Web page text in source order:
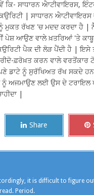
ਕਿ- ਸਾਧਾਰਨ ਐਾਟੀਵਾਇਰਸ,
| ਸਾਧਾਰਨ
ਮੁਕਤ ਰੱਖਣ 'ਚ ਮਦਦ ਕਰਦਾ ਹੈ |
ਪੇਸ਼ ਆਉਣ ਵਾਲੇ ਖ਼ਤਰਿਆਂ 'ਤੇ
ਪੈਕ ਦੀ ਲੋੜ ਪੈਂਦੀ ਹੈ | ਇਸੇ
ਫ਼ਰੋਖ਼ਤ ਕਰਨ ਵਾਲੇ ਵਰਤੋਂਕਾਰ
ਡਾਟੇ ਨੂੰ ਸੁਰੱਖਿਅਤ ਰੱਖ ਸਕਦੇ
ਨੂੰ ਅਜਮਾਉਣ ਲਈ ਉਸ ਦੇ ਟਰਾਇਲ
|
Share
it is difficult to figure
Period.